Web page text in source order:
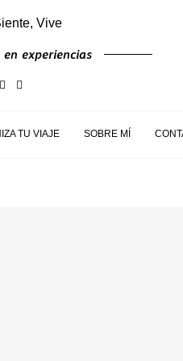
experiencias
TU VIAJE SOBRE MÍ